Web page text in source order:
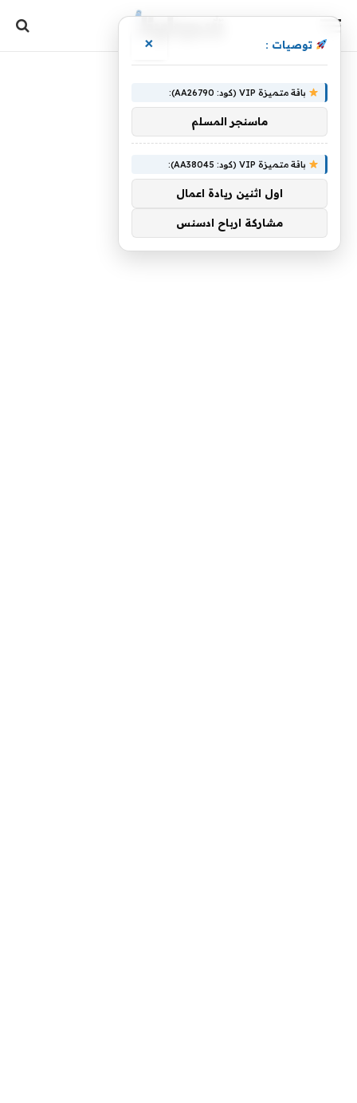
توصيات : ×
باقة متميزة VIP (كود: AA26790):
ماسنجر المسلم
باقة متميزة VIP (كود: AA38045):
اول اثنين ريادة اعمال
مشاركة ارباح ادسنس